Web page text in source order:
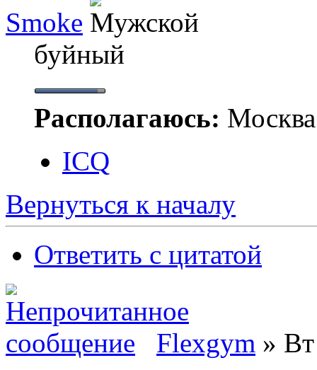
Smoke
буйный
Располагаюсь:
ICQ
Вернуться к началу
Ответить с цитатой
Flexgym »